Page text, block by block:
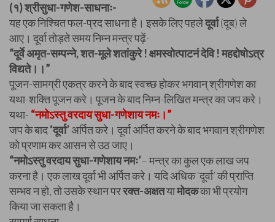
(१) श्रीसुधा-गणेश-साधनाः-
यह एक निश्चित फल-प्रद साधना है। इसके लिए पहलेदूर्वा(दूब) ले
आए। दूर्वा तोड़ते समय निम्न मन्त्र पढ़ें-
“दूर्वे अमृत-सम्पन्ने, शत-मूले शतांकुरे ! क्षमस्वोत्पाटनं देवि ! महद्दोषोऽत्र
विद्यते।।”
पूजन-सामग्री एकत्र करने के बाद स्वच्छ होकर भगवान् श्रीगणेश का
यथा-शक्ति पूजन करे। पूजन के बाद निम्न-लिखित मन्त्र का जप करे।
यथा- “नमोऽस्तु वरदाय सुधा-गणेशाय नमः।”
जप के बाद‘दूर्वा’अर्पित करे। दूर्वा अर्पित करने के बाद भगवान श्रीगणेश
को प्रणाम कर आसन से उठ जाए।
“नमोऽस्तु वरदाय सुधा-गणेशाय नमः’– मन्त्र का कुल एक लाख जप
करना है। एक लाख दूर्वा भी अर्पित करे। यदि अधिक ‘दूर्वा’ की प्राप्ति
सम्भव न हो, तो उसके स्थान पररक्त-अक्षतयामोदकका भी प्रयोग
किया जा सकता है।